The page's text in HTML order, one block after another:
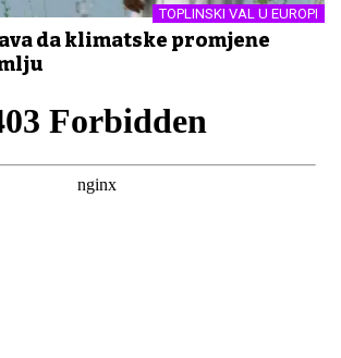
TOPLINSKI VAL U EUROPI
da klimatske promjene